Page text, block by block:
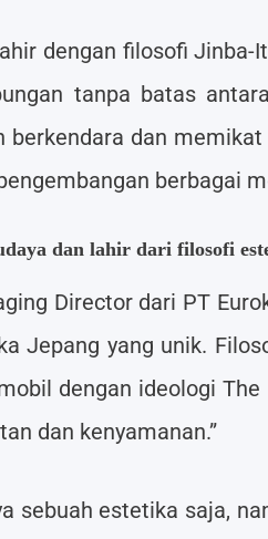
dengan filosofi
tanpa batas
berkendara dan
berbagai
dan lahir dari filosofi
Director dari PT
Jepang yang unik.
dengan ideologi
dan kenyamanan.”
sebuah estetika saja,